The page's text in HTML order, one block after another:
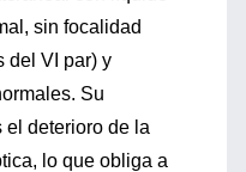
sin focalidad
del VI par) y
Su
el deterioro de la
lo que obliga a